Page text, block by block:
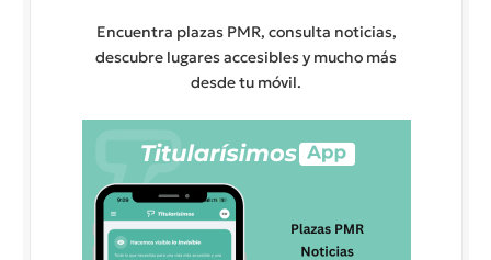
Encuentra plazas PMR, consulta noticias,
descubre lugares accesibles y mucho más
desde tu móvil.